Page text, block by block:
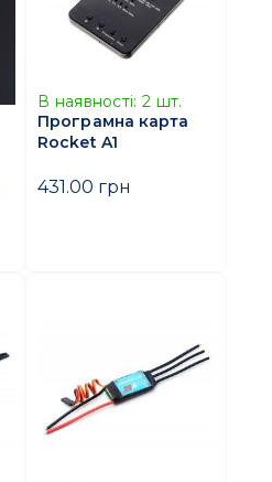
В наявності: 2 шт.
Програмна карта
Rocket A1
431.00 грн